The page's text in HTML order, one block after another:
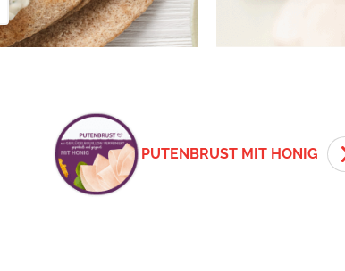
PUTENBRUST MIT HONIG